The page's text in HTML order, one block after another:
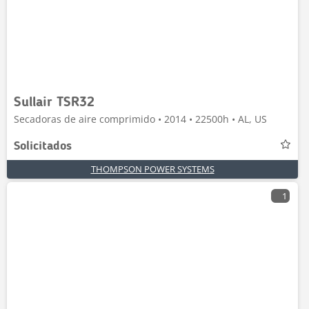
Sullair TSR32
Secadoras de aire comprimido • 2014 • 22500h • AL, US
Solicitados
THOMPSON POWER SYSTEMS
1